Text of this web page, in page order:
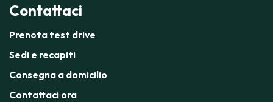
Contattaci
Prenota test drive
Sedi e recapiti
Consegna a domicilio
Contattaci ora